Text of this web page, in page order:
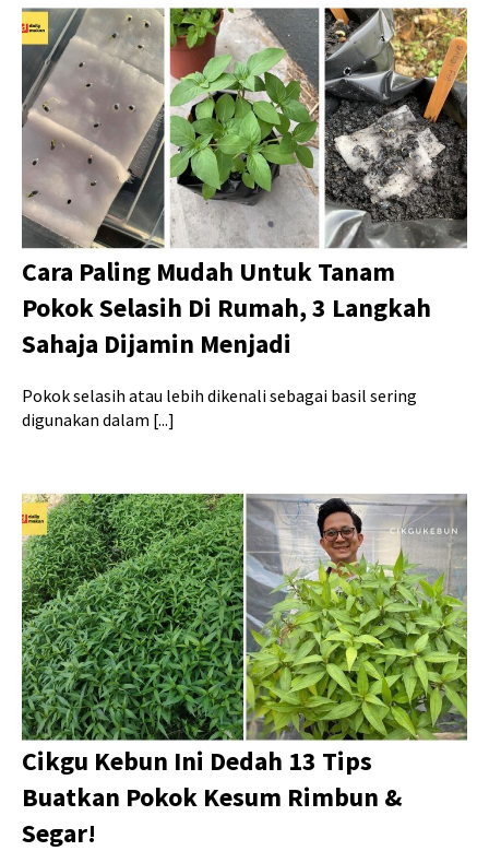
Cara Paling Mudah Untuk Tanam
Pokok Selasih Di Rumah, 3 Langkah
Sahaja Dijamin Menjadi
Pokok selasih atau lebih dikenali sebagai basil sering
digunakan dalam [...]
Cikgu Kebun Ini Dedah 13 Tips
Buatkan Pokok Kesum Rimbun &
Segar!